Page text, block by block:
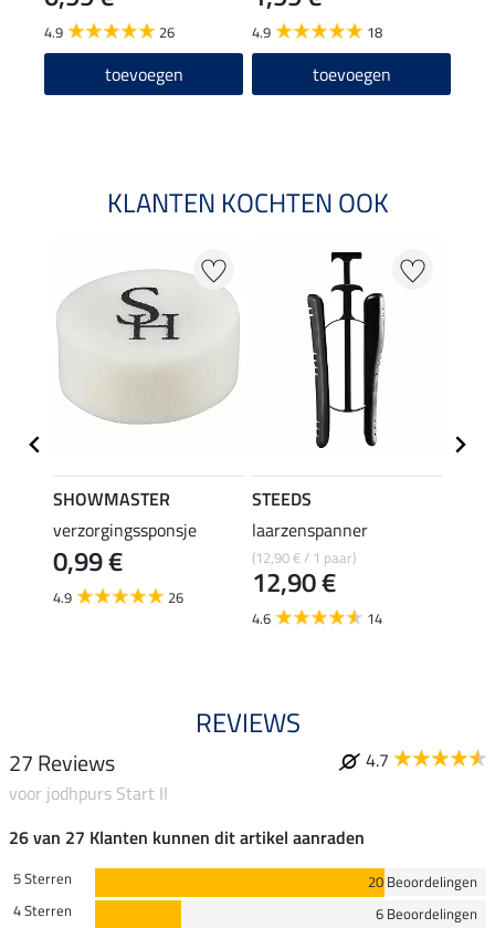
4.9 26
toevoegen
4.9 18
toevoegen
KLANTEN KOCHTEN OOK
SHOWMASTER
verzorgingssponsje
0,99 €
4.9 26
STEEDS
laarzenspanner
(12,90 € / 1 paar)
12,90 €
4.6 14
REVIEWS
27 Reviews
4.7
voor jodhpurs Start II
26 van 27 Klanten kunnen dit artikel aanraden
5 Sterren
20 Beoordelingen
4 Sterren
6 Beoordelingen